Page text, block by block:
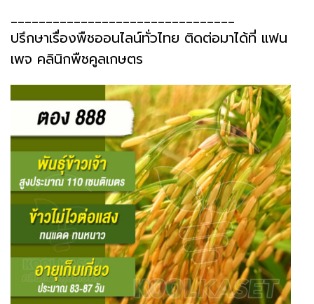
________________________________
ปรึกษาเรื่องพืชออนไลน์ทั่วไทย ติดต่อมาได้ที่ แฟน
เพจ คลินิกพืชคูลเกษตร